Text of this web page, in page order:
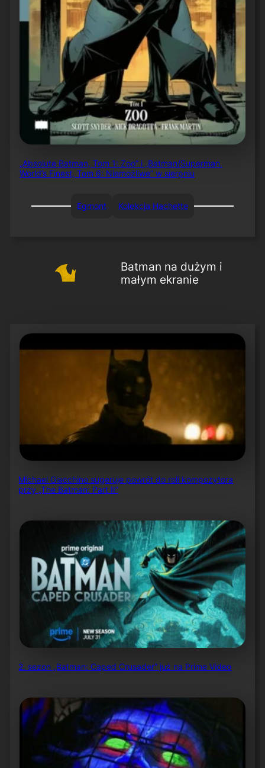
„Absolute Batman, Tom 1: Zoo” i „Batman/Superman.
World’s Finest, Tom 6: Niemożliwe” w sierpniu
Egmont Kolekcja Hachette
Batman na dużym i
małym ekranie
Michael Giacchino sugeruje powrót do roli kompozytora
przy „The Batman: Part II”
2. sezon „Batman: Caped Crusader” już na Prime Video